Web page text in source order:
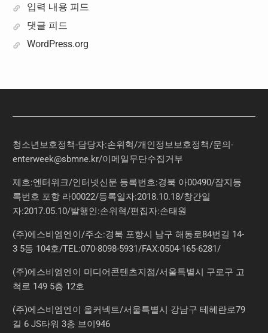
입력 내용 피드
댓글 피드
WordPress.org
청소년보호정책-담당자:손위혁/개인정보보호정책/문의-
enterweek@sbmne.kr/이메일무단수집거부
제호:엔터위크/인터넷신문 등록번호:경북 아00490/잡지등
록번호 포항 라00022/등록일자:2018.10.18/창간일
자:2017.05.10/발행인:손위혁/편집자:손태원
(주)에스비엠엔이/주소:경북 포항시 남구 해동로84번길 14-
3 5동 104호/TEL:070-8098-5931/FAX:0504-165-6281/
(주)에스비엠엔이 미디어콘텐츠지점/서울특별시 구로구 고
척로 149 5층 12호
(주)에스비엠엔이 올커넥트/서울특별시 강남구 테헤란로79
길 6 JS타워 3층 브이946